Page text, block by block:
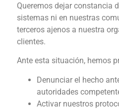
Política
Queremos dejar constancia
sistemas ni en nuestras
terceros ajenos a nuestra
clientes.
Ante esta situación, hemos
Denunciar el hecho
autoridades
Activar nuestros